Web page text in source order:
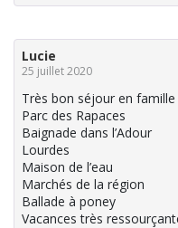
Lucie
25 juillet 2020
Très bon séjour en
Parc des Rapaces
Baignade dans l’Adour
Lourdes
Maison de l’eau
Marchés de la région
Ballade à poney
Vacances très